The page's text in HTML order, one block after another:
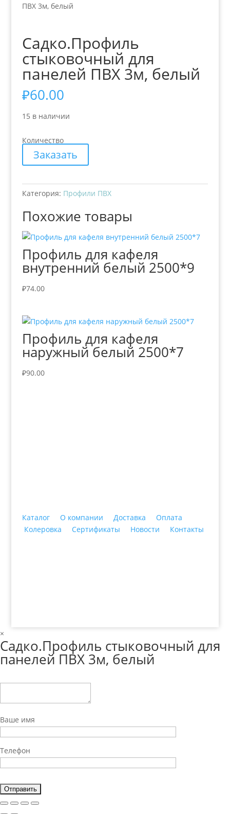
ПВХ 3м, белый
Садко.Профиль
стыковочный для
панелей ПВХ 3м, белый
₽60.00
15 в наличии
Количество
Заказать
Категория: Профили ПВХ
Похожие товары
Профиль для кафеля
внутренний белый 2500*9
₽74.00
Профиль для кафеля
наружный белый 2500*7
₽90.00
Каталог О компании Доставка
Оплата
Колеровка
Сертификаты Новости Контакты
×
Садко.Профиль стыковочный для
панелей ПВХ 3м, белый
Ваше имя
Телефон